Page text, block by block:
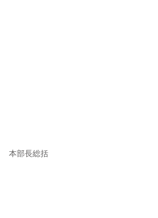
本部長総括